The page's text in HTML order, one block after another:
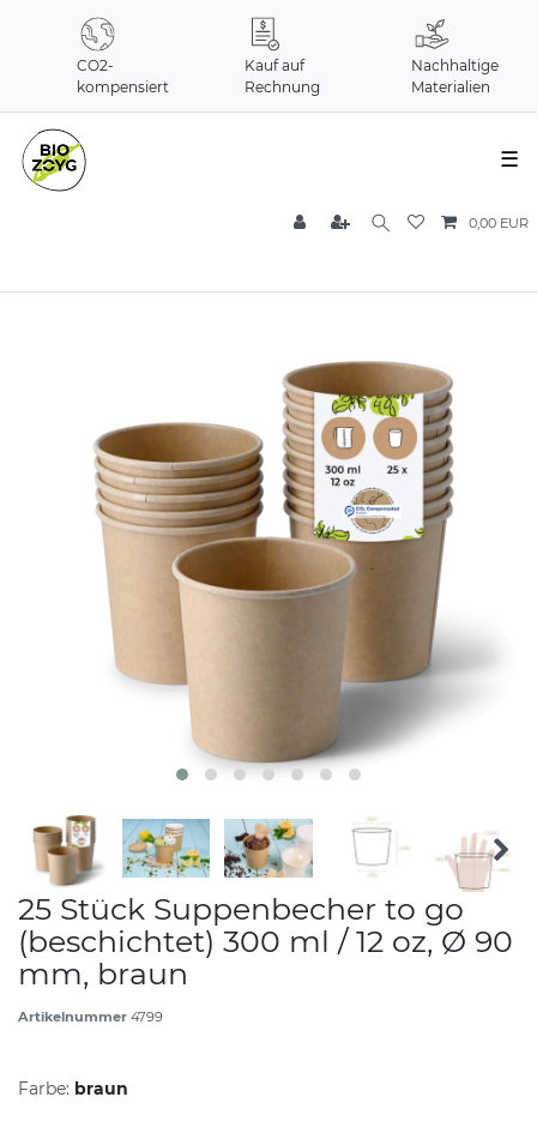
CO2-
kompensiert
Kauf auf
Rechnung
Nachhaltige
Materialien
☰
0,00 EUR
25 Stück Suppenbecher to go
(beschichtet) 300 ml / 12 oz, Ø 90
mm, braun
Artikelnummer 4799
Farbe: braun